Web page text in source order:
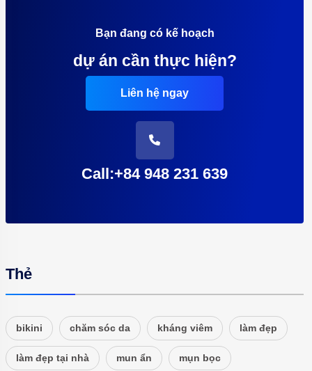
Bạn đang có kế hoạch
dự án cần thực hiện?
Liên hệ ngay
Call:+84 948 231 639
Thẻ
bikini chăm sóc da kháng viêm làm đẹp
làm đẹp tại nhà mun ẩn mụn bọc